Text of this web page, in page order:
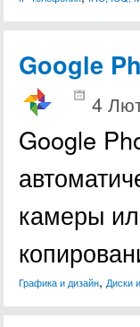
Google
4
Google
камеры
Графика и дизайн, Диски